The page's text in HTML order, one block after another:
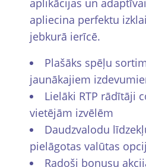
aplikācijas un
apliecina perfektu
jebkurā ierīcē.
Plašāks spēļu
jaunākajiem
Lielāki RTP rādītāji
vietējām izvēlēm
Daudzvalodu
pielāgotas valūtas
Radoši bonusu